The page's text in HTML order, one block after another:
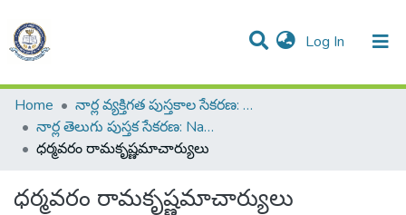
Log In (current)
Resources
Statistics
All of DSpace
Home
నార్ల వ్యక్తిగత పుస్తకాల సేకరణ: Narla Personal Collection of Books
నార్ల తెలుగు పుస్తక సేకరణ: Narla Telugu Book Collection
ధర్మవరం రామకృష్ణమాచార్యులు
ధర్మవరం రామకృష్ణమాచార్యులు